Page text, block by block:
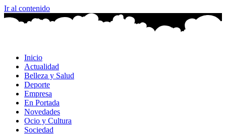
Ir al contenido
Inicio
Actualidad
Belleza y Salud
Deporte
Empresa
En Portada
Novedades
Ocio y Cultura
Sociedad